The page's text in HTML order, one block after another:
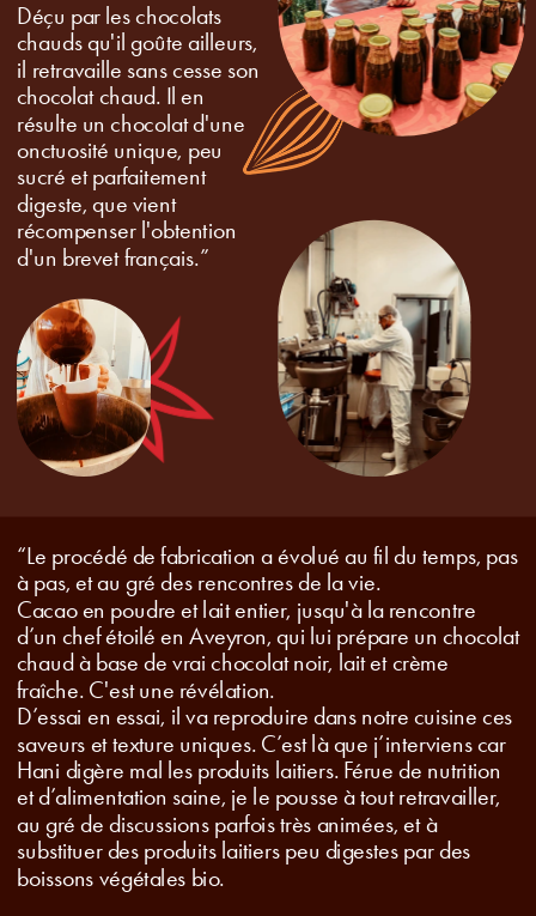
Déçu par les chocolats
chauds qu'il goûte ailleurs,
il retravaille sans cesse son
chocolat chaud. Il en
résulte un chocolat d'une
onctuosité unique, peu
sucré et parfaitement
digeste, que vient
récompenser l'obtention
d'un brevet français.”
“Le procédé de fabrication a évolué au fil du temps, pas
à pas, et au gré des rencontres de la vie.
Cacao en poudre et lait entier, jusqu'à la rencontre
d’un chef étoilé en Aveyron, qui lui prépare un chocolat
chaud à base de vrai chocolat noir, lait et crème
D’essai en essai, il va reproduire dans notre cuisine ces
saveurs et texture uniques. C’est là que j’interviens car
Hani digère mal les produits laitiers. Férue de nutrition
et d’alimentation saine, je le pousse à tout retravailler,
au gré de discussions parfois très animées, et à
substituer des produits laitiers peu digestes par des
boissons végétales bio.